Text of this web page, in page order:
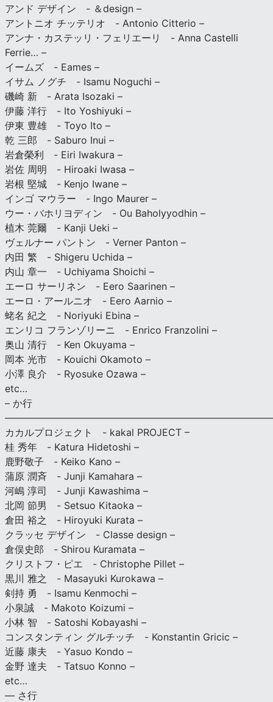
アンド デザイン - ＆design –
アントニオ チッテリオ - Antonio Citterio –
アンナ・カステッリ・フェリエーリ - Anna Castelli
Ferrie… –
イームズ - Eames –
イサム ノグチ - Isamu Noguchi –
磯崎 新 - Arata Isozaki –
伊藤 洋行 - Ito Yoshiyuki –
伊東 豊雄 - Toyo Ito –
乾 三郎 - Saburo Inui –
岩倉榮利 - Eiri Iwakura –
岩佐 周明 - Hiroaki Iwasa –
岩根 堅城 - Kenjo Iwane –
インゴ マウラー - Ingo Maurer –
ウー・バホリヨディン - Ou Baholyyodhin –
植木 莞爾 - Kanji Ueki –
ヴェルナー パントン - Verner Panton –
内田 繁 - Shigeru Uchida –
内山 章一 - Uchiyama Shoichi –
エーロ サーリネン - Eero Saarinen –
エーロ・アールニオ - Eero Aarnio –
蛯名 紀之 - Noriyuki Ebina –
エンリコ フランゾリーニ - Enrico Franzolini –
奥山 清行 - Ken Okuyama –
岡本 光市 - Kouichi Okamoto –
小澤 良介 - Ryosuke Ozawa –
etc…
– か行
カカルプロジェクト - kakal PROJECT –
桂 秀年 - Katura Hidetoshi –
鹿野敬子 - Keiko Kano –
蒲原 潤斉 - Junji Kamahara –
河嶋 淳司 - Junji Kawashima –
北岡 節男 - Setsuo Kitaoka –
倉田 裕之 - Hiroyuki Kurata –
クラッセ デザイン - Classe design –
倉俣史郎 - Shirou Kuramata –
クリストフ・ピエ - Christophe Pillet –
黒川 雅之 - Masayuki Kurokawa –
剣持 勇 - Isamu Kenmochi –
小泉誠 - Makoto Koizumi –
小林 智 - Satoshi Kobayashi –
コンスタンティン グルチッチ - Konstantin Gricic –
近藤 康夫 - Yasuo Kondo –
金野 達夫 - Tatsuo Konno –
etc…
— さ行